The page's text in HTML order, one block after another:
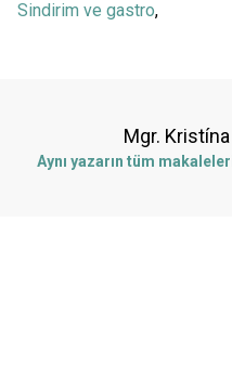
Sindirim ve gastro,
Mgr.
Aynı yazarın tüm